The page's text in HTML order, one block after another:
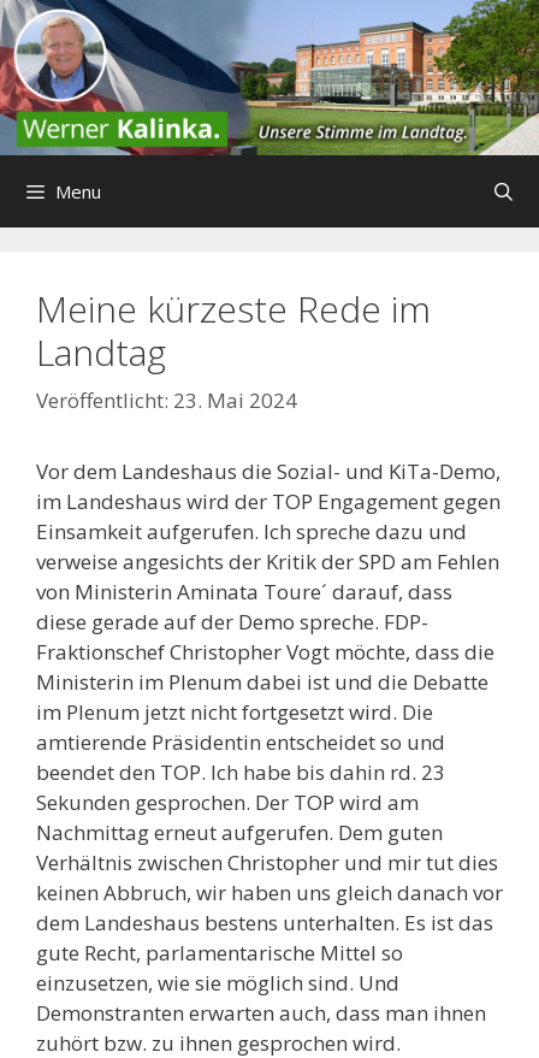
Zum
Inhalt
springen
Menu
Meine kürzeste Rede im
Landtag
23. Mai 2024
Vor dem Landeshaus die Sozial- und KiTa-Demo,
im Landeshaus wird der TOP Engagement gegen
Einsamkeit aufgerufen. Ich spreche dazu und
verweise angesichts der Kritik der SPD am Fehlen
von Ministerin Aminata Toure´ darauf, dass
diese gerade auf der Demo spreche. FDP-
Fraktionschef Christopher Vogt möchte, dass die
Ministerin im Plenum dabei ist und die Debatte
im Plenum jetzt nicht fortgesetzt wird. Die
amtierende Präsidentin entscheidet so und
beendet den TOP. Ich habe bis dahin rd. 23
Sekunden gesprochen. Der TOP wird am
Nachmittag erneut aufgerufen. Dem guten
Verhältnis zwischen Christopher und mir tut dies
keinen Abbruch, wir haben uns gleich danach vor
dem Landeshaus bestens unterhalten. Es ist das
gute Recht, parlamentarische Mittel so
einzusetzen, wie sie möglich sind. Und
Demonstranten erwarten auch, dass man ihnen
zuhört bzw. zu ihnen gesprochen wird.